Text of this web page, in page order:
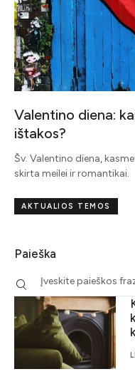
Valentino diena:
ištakos?
Šv. Valentino diena,
skirta meilei ir romantikai.
AKTUALIOS TEMOS
Paieška